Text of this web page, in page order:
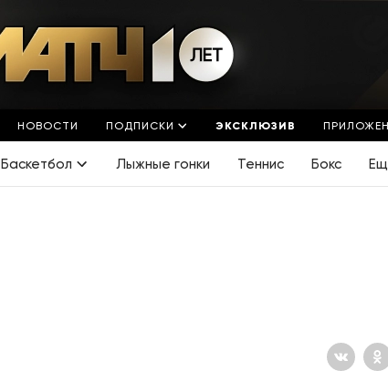
НОВОСТИ ПОДПИСКИ ЭКСКЛЮЗИВ
Баскетбол Лыжные гонки Теннис Бокс